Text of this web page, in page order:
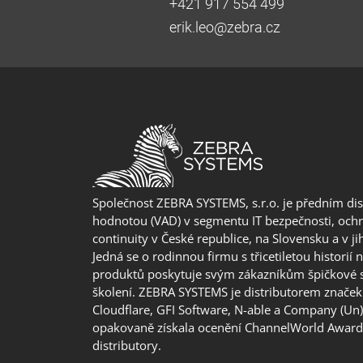
+421 917 554 499
erik.leo@zebra.cz
Společnost ZEBRA SYSTEMS, s.r.o. je předním
hodnotou (VAD) v segmentu IT bezpečnosti,
continuity v České republice, na Slovensku a v
Jedná se o rodinnou firmu s třicetiletou historií
produktů poskytuje svým zákazníkům špičkové
školení. ZEBRA SYSTEMS je distributorem
Cloudflare, GFI Software, N-able a Company
opakovaně získala ocenění ChannelWorld
distributory.